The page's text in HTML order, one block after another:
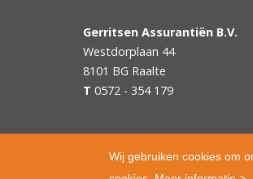
Wij gebruiken cookies om
Gerritsen Assurantiën B.V.
Westdorplaan 44
8101 BG Raalte
T 0572 - 354 179